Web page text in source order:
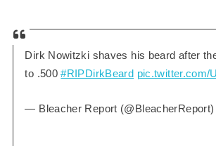
Dirk Nowitzki shaves his beard after
to .500#RIPDirkBeard pic.twitter.com/
— Bleacher Report (@BleacherReport)